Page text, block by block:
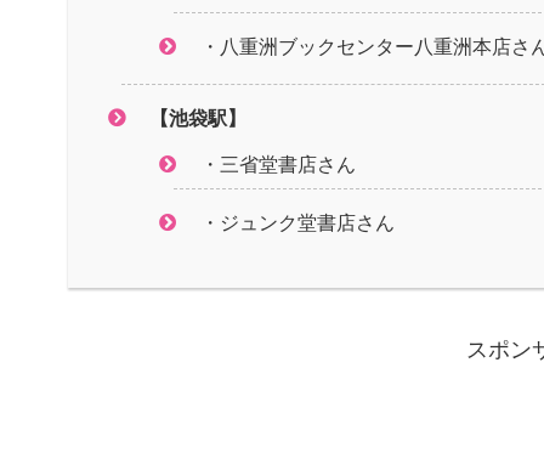
・八重洲ブックセンター八重洲本店さ
【池袋駅】
・三省堂書店さん
・ジュンク堂書店さん
スポン